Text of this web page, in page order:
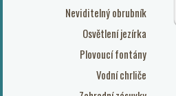
Neviditelný obrubník
Osvětlení jezírka
Plovoucí fontány
Vodní chrliče